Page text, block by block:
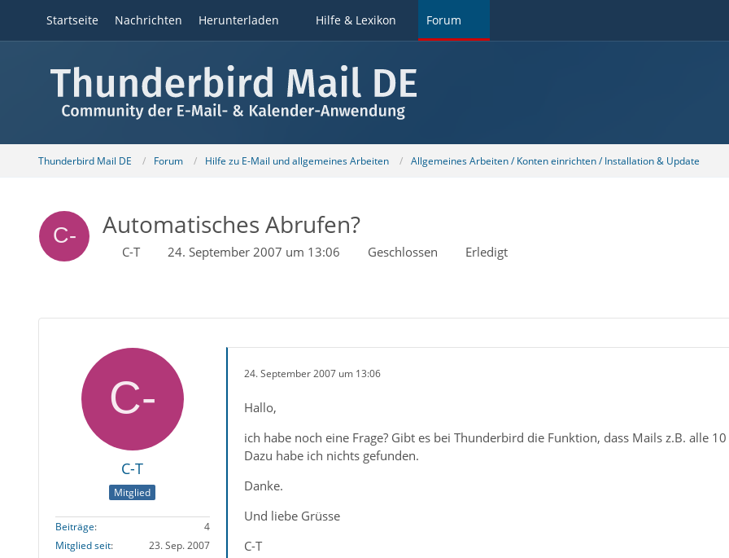
Startseite Nachrichten Herunterladen Hilfe & Lexikon Forum
Thunderbird Mail DE Forum Hilfe zu E-Mail und allgemeines Arbeiten Allgemeines Arbeiten / Konten einrichten / Installation & Update
Automatisches Abrufen?
C-T 24. September 2007 um 13:06 Geschlossen Erledigt
C-T
Mitglied
Beiträge
4
Mitglied seit
23. Sep. 2007
24. September 2007 um 13:06
Hallo,
ich habe noch eine Frage? Gibt es bei Thunderbird die Funktion, dass Mails z.B. alle
Dazu habe ich nichts gefunden.
Danke.
Und liebe Grüsse
C-T